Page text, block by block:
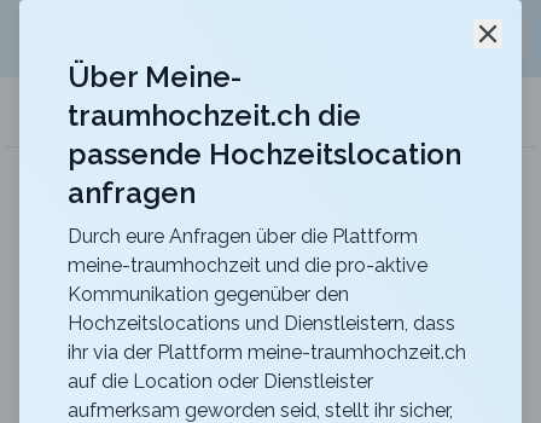
meine-traumhochzeit.ch
ART DECO HOTEL MONTANA
Für eure Hochzeit mit einmaligem Blick auf den
Zurück zur Suche
CERVO Mountain Resort -
Madre Nostra Rehstube
Über Meine-
traumhochzeit.ch die
passende Hochzeitslocation
anfragen
Durch eure Anfragen über die Plattform
meine-traumhochzeit und die pro-aktive
Kommunikation gegenüber den
Hochzeitslocations und Dienstleistern, dass
ihr via der Plattform meine-traumhochzeit.ch
auf die Location oder Dienstleister
aufmerksam geworden seid, stellt ihr sicher,